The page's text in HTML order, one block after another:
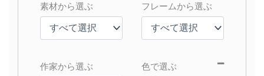
素材から選ぶ フレームから選ぶ
作家から選ぶ 色で選ぶ